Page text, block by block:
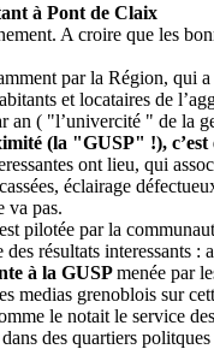
à Pont de Claix
A croire que les
par la Région, qui
et locataires de
an ( "l’univercité " de la
(la "GUSP" !),
ont lieu, qui
éclairage
va pas.
pilotée par la
résultats interessants
à la GUSPmenée par
medias grenoblois sur
le notait le service
des quartiers